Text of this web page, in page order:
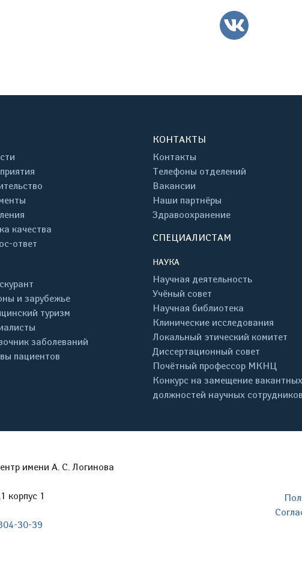
качества
ответ
и зарубежье
туризм
заболеваний
пациентов
КОНТАКТЫ
Контакты
Телефоны отделений
Вакансии
Наши партнёры
Здравоохранение
СПЕЦИАЛИСТАМ
НАУКА
Научная деятельность
Учёный совет
Научная библиотека
Клинические исследования
Локальный этический комитет
Диссертационный совет
Почётный профессор МКНЦ
Конкурс на замещение вакантных
должностей научных сотрудников
имени А. С. Логинова
корпус 1
30-39